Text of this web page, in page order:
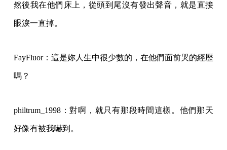
然後我在他們床上，從頭到尾沒有發出聲音，就是直接
眼淚一直掉。
FayFluor：這是妳人生中很少數的，在他們面前哭的經歷
嗎？
philtrum_1998：對啊，就只有那段時間這樣。他們那天
好像有被我嚇到。